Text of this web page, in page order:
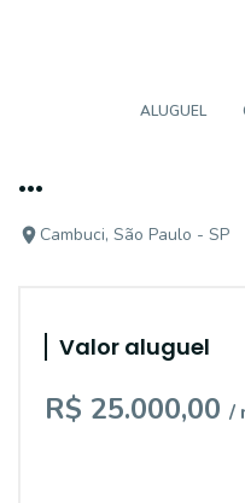
ALUGUEL
...
Cambuci, São Paulo - SP
Valor aluguel
R$ 25.000,00 /